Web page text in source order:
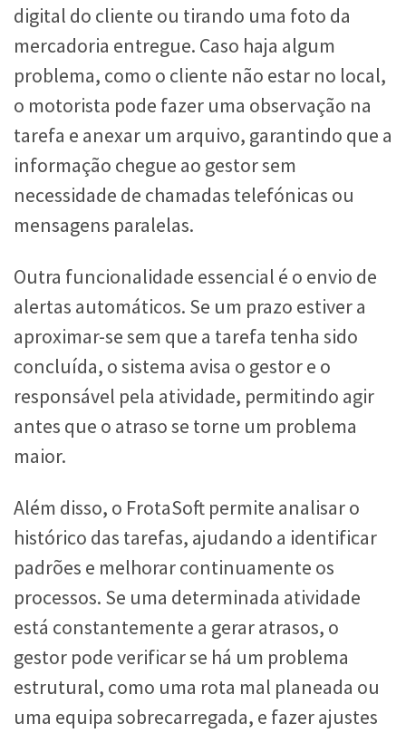
digital do cliente ou tirando uma foto da
mercadoria entregue. Caso haja algum
problema, como o cliente não estar no local,
o motorista pode fazer uma observação na
tarefa e anexar um arquivo, garantindo que a
informação chegue ao gestor sem
necessidade de chamadas telefónicas ou
mensagens paralelas.
Outra funcionalidade essencial é o envio de
alertas automáticos. Se um prazo estiver a
aproximar-se sem que a tarefa tenha sido
concluída, o sistema avisa o gestor e o
responsável pela atividade, permitindo agir
antes que o atraso se torne um problema
maior.
Além disso, o FrotaSoft permite analisar o
histórico das tarefas, ajudando a identificar
padrões e melhorar continuamente os
processos. Se uma determinada atividade
está constantemente a gerar atrasos, o
gestor pode verificar se há um problema
estrutural, como uma rota mal planeada ou
uma equipa sobrecarregada, e fazer ajustes